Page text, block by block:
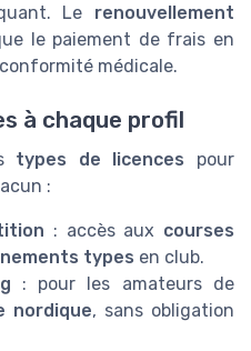
Le renouvellement
le paiement de frais en
médicale.
à chaque profil
types de licences pour
:
: accès aux courses
types en club.
: pour les amateurs de
nordique, sans obligation